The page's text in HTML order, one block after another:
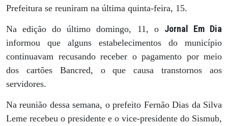
Prefeitura se reuniram na última quinta-feira, 15.
Na edição do último domingo, 11, o Jornal Em Dia
informou que alguns estabelecimentos do município
continuavam recusando receber o pagamento por meio
dos cartões Bancred, o que causa transtornos aos
servidores.
Na reunião dessa semana, o prefeito Fernão Dias da Silva
Leme recebeu o presidente e o vice-presidente do Sismub,